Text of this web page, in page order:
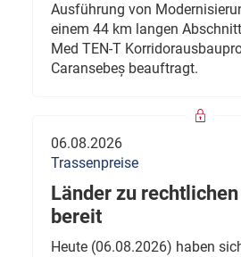
Ausführung von
einem 44 km langen
Med TEN-T
Caransebeș beauftragt.
06.08.2026
Trassenpreise
Länder zu
bereit
Heute (06.08.2026) haben